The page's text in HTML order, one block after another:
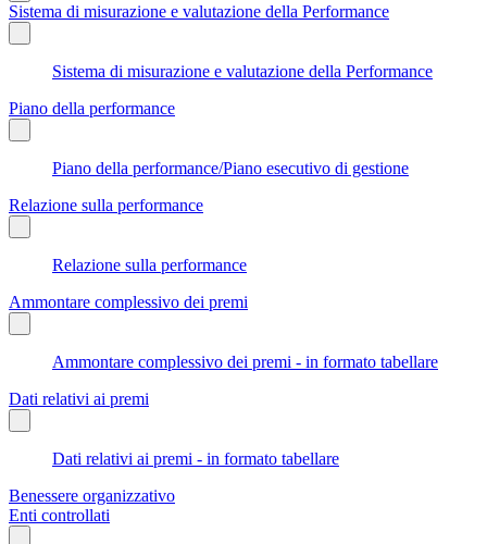
Sistema di misurazione e valutazione della Performance
Sistema di misurazione e valutazione della Performance
Piano della performance
Piano della performance/Piano esecutivo di gestione
Relazione sulla performance
Relazione sulla performance
Ammontare complessivo dei premi
Ammontare complessivo dei premi - in formato tabellare
Dati relativi ai premi
Dati relativi ai premi - in formato tabellare
Benessere organizzativo
Enti controllati